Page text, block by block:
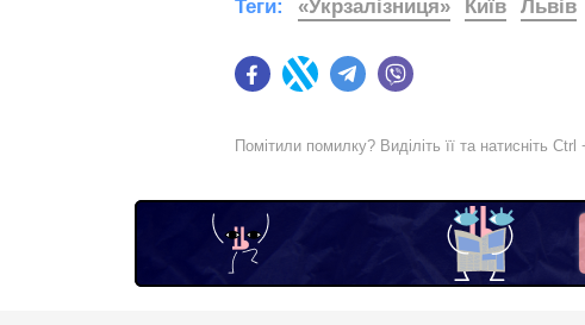
FacebookTwitter Telegram
Теги: «Укрзалізниця» Київ Львів
Помітили помилку? Виділіть її та натисніть Ctrl